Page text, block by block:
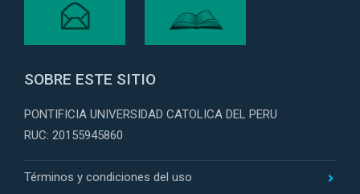
SOBRE ESTE SITIO
PONTIFICIA UNIVERSIDAD CATOLICA DEL PERU
RUC: 20155945860
Términos y condiciones del uso